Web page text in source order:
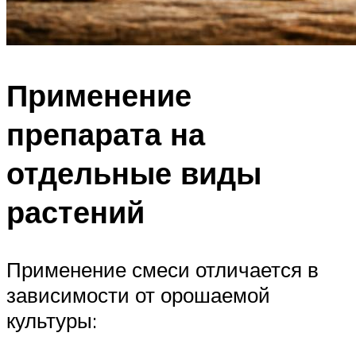
Применение
препарата на
отдельные виды
растений
Применение смеси отличается в
зависимости от орошаемой
культуры: